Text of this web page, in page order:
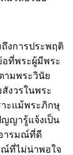
งการประพฤติ
ที่พระผู้มีพระ
มพระวินัย
งวรในพระ
ะแม้พระภิกษุ
ญญารู้แจ้งเป็น
ารมณ์ที่ดี
ณ์ที่ไม่น่าพอใจ